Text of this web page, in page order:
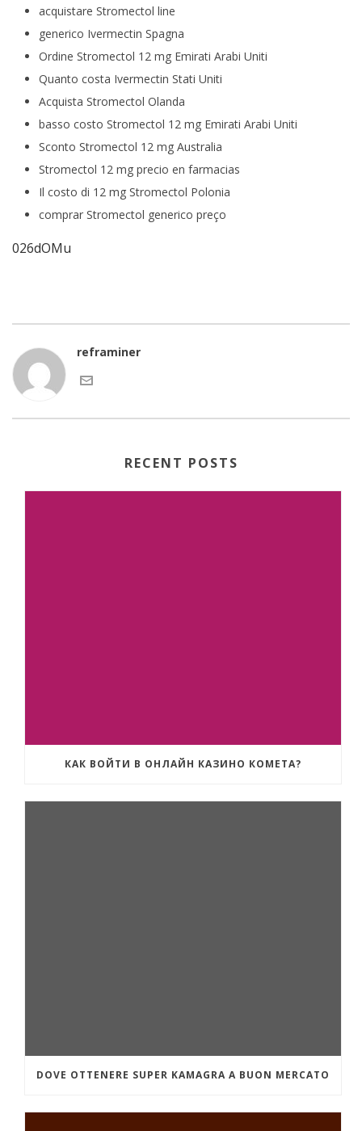
acquistare Stromectol line
generico Ivermectin Spagna
Ordine Stromectol 12 mg Emirati Arabi Uniti
Quanto costa Ivermectin Stati Uniti
Acquista Stromectol Olanda
basso costo Stromectol 12 mg Emirati Arabi Uniti
Sconto Stromectol 12 mg Australia
Stromectol 12 mg precio en farmacias
Il costo di 12 mg Stromectol Polonia
comprar Stromectol generico preço
026dOMu
reframiner
RECENT POSTS
КАК ВОЙТИ В ОНЛАЙН КАЗИНО КОМЕТА?
DOVE OTTENERE SUPER KAMAGRA A BUON MERCATO